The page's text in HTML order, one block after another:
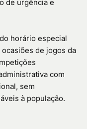
de urgência e
horário especial
de jogos da
com
sem
à população.